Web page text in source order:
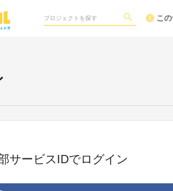
こ
サービスIDでログイン